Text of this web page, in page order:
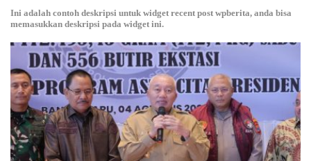
Ini adalah contoh deskripsi untuk widget recent post wpberita, anda bisa
memasukkan deskripsi pada widget ini.